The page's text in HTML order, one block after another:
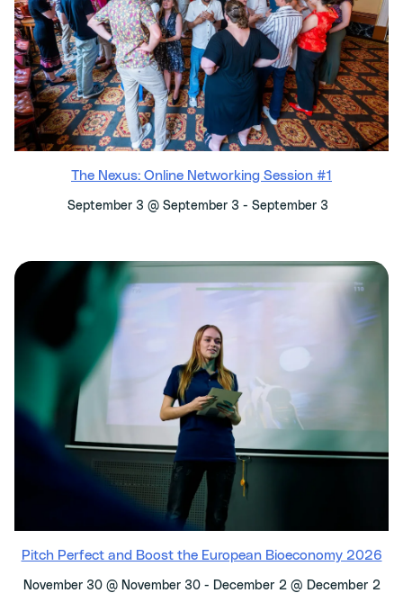
The Nexus: Online Networking Session #1
September 3 @ September 3 - September 3
Pitch Perfect and Boost the European Bioeconomy 2026
November 30 @ November 30- December 2 @ December 2